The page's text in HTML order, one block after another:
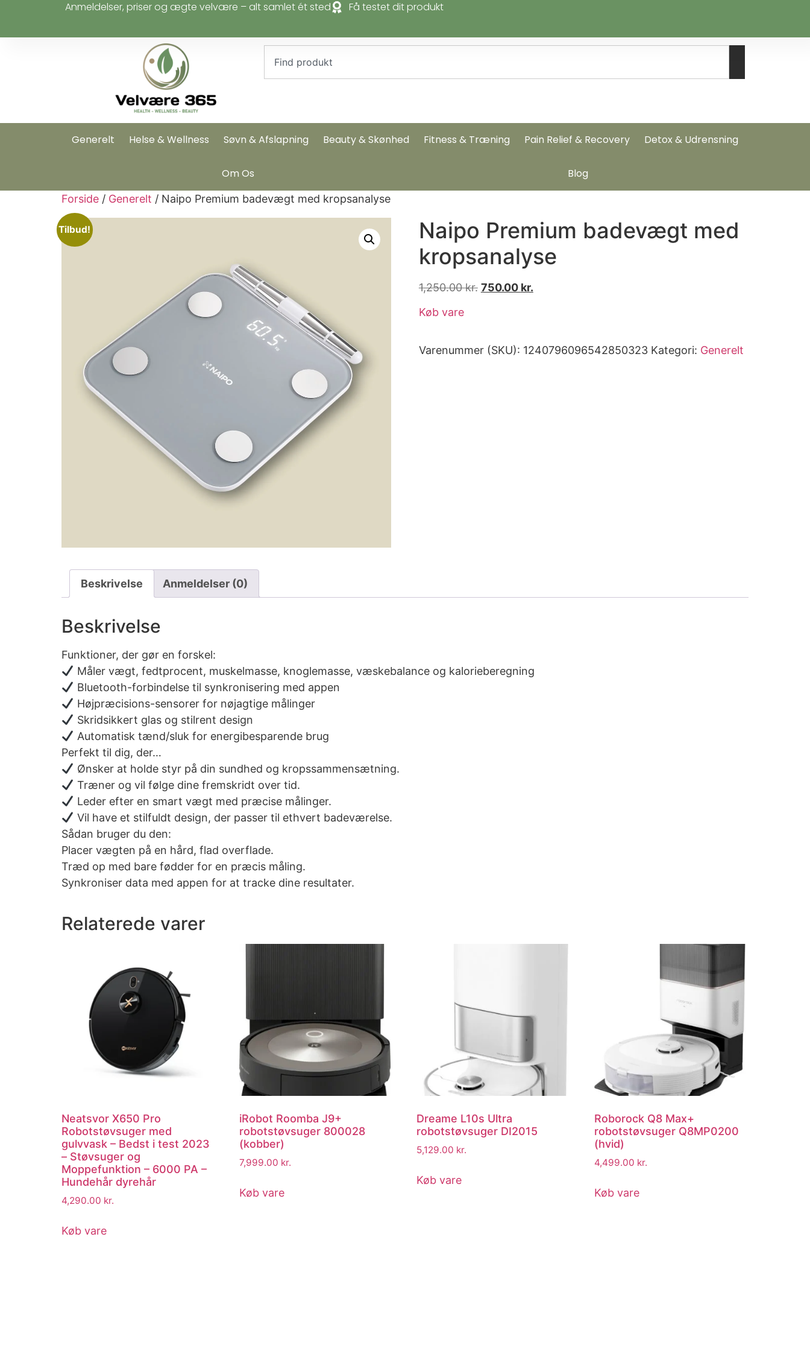
Anmeldelser, priser og ægte velvære – alt samlet ét sted Få testet dit produkt
Generelt Helse & Wellness Søvn & Afslapning Beauty & Skønhed Fitness & Træning Pain Relief & Recovery Detox & Udrensning
Om Os Blog
Forside / Generelt / Naipo Premium badevægt med kropsanalyse
Tilbud!
Naipo Premium badevægt med
kropsanalyse
1,250.00kr. 750.00 kr.
Køb vare
Varenummer (SKU): 1240796096542850323 Kategori: Generelt
Beskrivelse Anmeldelser (0)
Beskrivelse
Funktioner, der gør en forskel:
Måler vægt, fedtprocent, muskelmasse, knoglemasse, væskebalance og kalorieberegning
Bluetooth-forbindelse til synkronisering med appen
Højpræcisions-sensorer for nøjagtige målinger
Skridsikkert glas og stilrent design
Automatisk tænd/sluk for energibesparende brug
Perfekt til dig, der…
Ønsker at holde styr på din sundhed og kropssammensætning.
Træner og vil følge dine fremskridt over tid.
Leder efter en smart vægt med præcise målinger.
Vil have et stilfuldt design, der passer til ethvert badeværelse.
Sådan bruger du den:
Placer vægten på en hård, flad overflade.
Træd op med bare fødder for en præcis måling.
Synkroniser data med appen for at tracke dine resultater.
Relaterede varer
Neatsvor X650 Pro
Robotstøvsuger med
gulvvask – Bedst i test 2023
– Støvsuger og
Moppefunktion – 6000 PA –
Hundehår dyrehår
4,290.00 kr.
Køb vare
iRobot Roomba J9+
robotstøvsuger 800028
(kobber)
7,999.00 kr.
Køb vare
Dreame L10s Ultra
robotstøvsuger DI2015
5,129.00 kr.
Køb vare
Roborock Q8 Max+
robotstøvsuger Q8MP0200
(hvid)
4,499.00 kr.
Køb vare